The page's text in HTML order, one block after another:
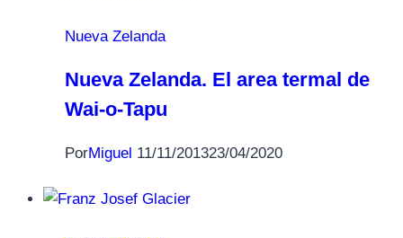
Nueva Zelanda
Nueva Zelanda. El area termal de
Wai-o-Tapu
PorMiguel 11/11/201323/04/2020